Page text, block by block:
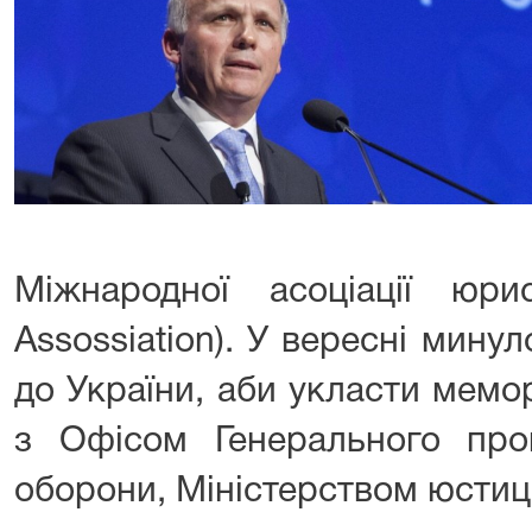
Міжнародної асоціації
Assossiation). У вересні
до України, аби укласти
з Офісом Генерального
оборони, Міністерством